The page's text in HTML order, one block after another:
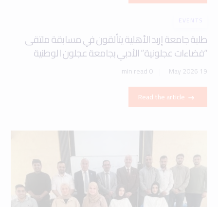
EVENTS
طلبة جامعة إربد الأهلية يتألقون في مسابقة ملتقى
“فضاءات عجلونية” الأدبي بجامعة عجلون الوطنية
19 May 2026
0 min read
Read the article